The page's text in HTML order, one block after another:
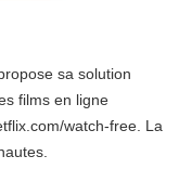
sa solution
films en ligne
watch-free. La